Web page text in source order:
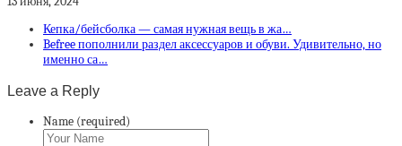
Кепка/бейсболка — самая нужная вещь в жа…
Befree пополнили раздел аксессуаров и обуви. Удивительно, но
именно са…
Leave a Reply
Name (required)